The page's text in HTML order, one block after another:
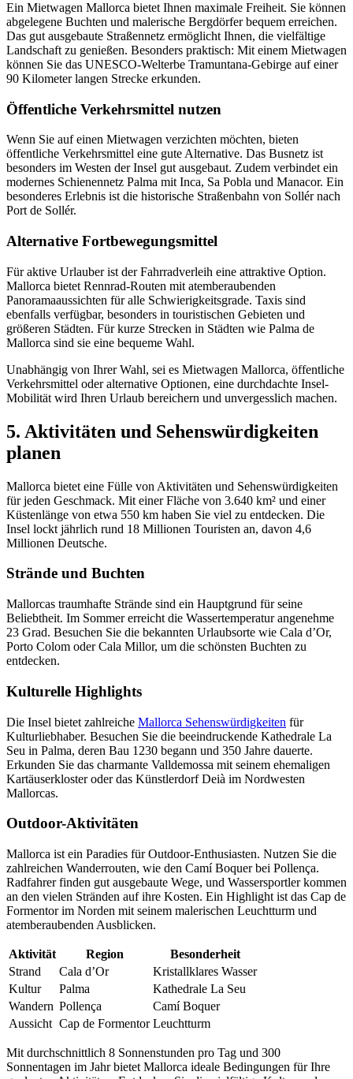
Ein Mietwagen Mallorca bietet Ihnen maximale Freiheit. Sie können
abgelegene Buchten und malerische Bergdörfer bequem erreichen.
Das gut ausgebaute Straßennetz ermöglicht Ihnen, die vielfältige
Landschaft zu genießen. Besonders praktisch: Mit einem Mietwagen
können Sie das UNESCO-Welterbe Tramuntana-Gebirge auf einer
90 Kilometer langen Strecke erkunden.
Öffentliche Verkehrsmittel nutzen
Wenn Sie auf einen Mietwagen verzichten möchten, bieten
öffentliche Verkehrsmittel eine gute Alternative. Das Busnetz ist
besonders im Westen der Insel gut ausgebaut. Zudem verbindet ein
modernes Schienennetz Palma mit Inca, Sa Pobla und Manacor. Ein
besonderes Erlebnis ist die historische Straßenbahn von Sollér nach
Port de Sollér.
Alternative Fortbewegungsmittel
Für aktive Urlauber ist der Fahrradverleih eine attraktive Option.
Mallorca bietet Rennrad-Routen mit atemberaubenden
Panoramaaussichten für alle Schwierigkeitsgrade. Taxis sind
ebenfalls verfügbar, besonders in touristischen Gebieten und
größeren Städten. Für kurze Strecken in Städten wie Palma de
Mallorca sind sie eine bequeme Wahl.
Unabhängig von Ihrer Wahl, sei es Mietwagen Mallorca, öffentliche
Verkehrsmittel oder alternative Optionen, eine durchdachte Insel-
Mobilität wird Ihren Urlaub bereichern und unvergesslich machen.
5. Aktivitäten und Sehenswürdigkeiten
planen
Mallorca bietet eine Fülle von Aktivitäten und Sehenswürdigkeiten
für jeden Geschmack. Mit einer Fläche von 3.640 km² und einer
Küstenlänge von etwa 550 km haben Sie viel zu entdecken. Die
Insel lockt jährlich rund 18 Millionen Touristen an, davon 4,6
Millionen Deutsche.
Strände und Buchten
Mallorcas traumhafte Strände sind ein Hauptgrund für seine
Beliebtheit. Im Sommer erreicht die Wassertemperatur angenehme
23 Grad. Besuchen Sie die bekannten Urlaubsorte wie Cala d’Or,
Porto Colom oder Cala Millor, um die schönsten Buchten zu
entdecken.
Kulturelle Highlights
Die Insel bietet zahlreiche Mallorca Sehenswürdigkeiten für
Kulturliebhaber. Besuchen Sie die beeindruckende Kathedrale La
Seu in Palma, deren Bau 1230 begann und 350 Jahre dauerte.
Erkunden Sie das charmante Valldemossa mit seinem ehemaligen
Kartäuserkloster oder das Künstlerdorf Deià im Nordwesten
Mallorcas.
Outdoor-Aktivitäten
Mallorca ist ein Paradies für Outdoor-Enthusiasten. Nutzen Sie die
zahlreichen Wanderrouten, wie den Camí Boquer bei Pollença.
Radfahrer finden gut ausgebaute Wege, und Wassersportler kommen
an den vielen Stränden auf ihre Kosten. Ein Highlight ist das Cap de
Formentor im Norden mit seinem malerischen Leuchtturm und
atemberaubenden Ausblicken.
Aktivität Region
Besonderheit
Strand
Cala d’Or
Kristallklares Wasser
Kultur
Palma
Kathedrale La Seu
Wandern Pollença
Camí Boquer
Aussicht Cap de Formentor Leuchtturm
Mit durchschnittlich 8 Sonnenstunden pro Tag und 300
Sonnentagen im Jahr bietet Mallorca ideale Bedingungen für Ihre